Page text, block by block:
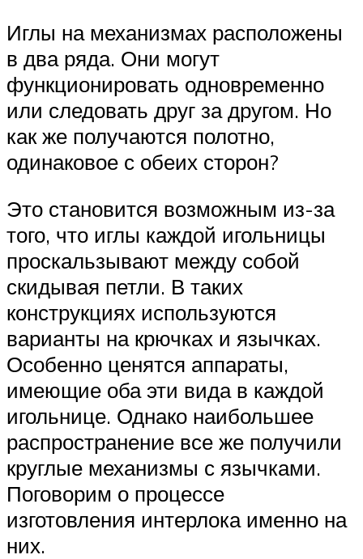
Иглы на механизмах расположены
в два ряда. Они могут
функционировать одновременно
или следовать друг за другом. Но
как же получаются полотно,
одинаковое с обеих сторон?
Это становится возможным из-за
того, что иглы каждой игольницы
проскальзывают между собой
скидывая петли. В таких
конструкциях используются
варианты на крючках и язычках.
Особенно ценятся аппараты,
имеющие оба эти вида в каждой
игольнице. Однако наибольшее
распространение все же получили
круглые механизмы с язычками.
Поговорим о процессе
изготовления интерлока именно на
них.